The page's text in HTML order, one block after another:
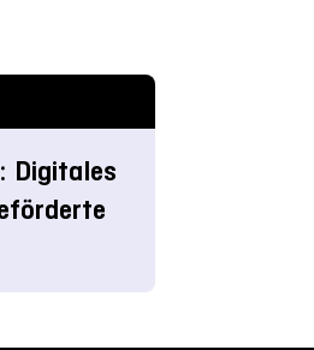
Digitales